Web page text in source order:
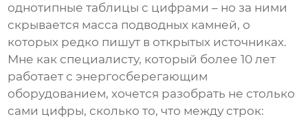
однотипные таблицы с цифрами – но за ними
скрывается масса подводных камней, о
которых редко пишут в открытых источниках.
Мне как специалисту, который более 10 лет
работает с энергосберегающим
оборудованием, хочется разобрать не столько
сами цифры, сколько то, что между строк: